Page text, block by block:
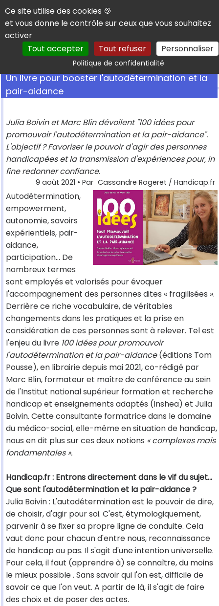
Panneau de gestion des cookies
Ce site utilise des cookies 🍪
et vous donne le contrôle sur ceux que vous souhaitez
activer
Tout accepter
Tout refuser Personnaliser
Politique de confidentialitéRechercher
Un livre pour booster l'autodétermination et la
pair-aidance
Julia Boivin et Marc Blin dévoilent "100 idées pour
promouvoir l'autodétermination et la pair-aidance".
L'objectif ? Favoriser le pouvoir d'agir des personnes
handicapées et la transmission d'expériences pour, in
fine redonner confiance.
9 août 2021 • Par Cassandre Rogeret / Handicap.fr
Autodétermination,
empowerment,
autonomie, savoirs
expérientiels, pair-
aidance,
participation... De
nombreux termes
sont employés et valorisés pour évoquer
l'accompagnement des personnes dites « fragilisées ».
Derrière ce riche vocabulaire, de véritables
changements dans les pratiques et la prise en
considération de ces personnes sont à relever. Tel est
l'enjeu du livre 100 idées pour promouvoir
l'autodétermination et la pair-aidance(éditions Tom
Pousse), en librairie depuis mai 2021, co-rédigé par
Marc Blin, formateur et maître de conférence au sein
de l'Institut national supérieur formation et recherche
handicap et enseignements adaptés (Inshea) et Julia
Boivin. Cette consultante formatrice dans le domaine
du médico-social, elle-même en situation de handicap,
nous en dit plus sur ces deux notions « complexes mais
fondamentales ».
Handicap.fr : Entrons directement dans le vif du sujet...
Que sont l'autodétermination et la pair-aidance ?
Julia Boivin : L'autodétermination est le pouvoir de dire,
de choisir, d'agir pour soi. C'est, étymologiquement,
parvenir à se fixer sa propre ligne de conduite. Cela
vaut donc pour chacun d'entre nous, reconnaissance
de handicap ou pas. Il s'agit d'une intention universelle.
Pour cela, il faut (apprendre à) se connaître, du moins
le mieux possible . Sans savoir qui l'on est, difficile de
savoir ce que l'on veut. A partir de là, il s'agit de faire
des choix et de poser des actes.